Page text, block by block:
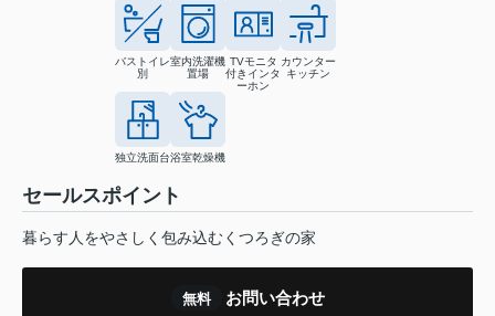
バストイレ
別
室内洗濯機
置場
TVモニタ
付きインタ
ーホン
カウンター
キッチン
独立洗面台浴室乾燥機
セールスポイント
暮らす人をやさしく包み込むくつろぎの家
無料 お問い合わせ